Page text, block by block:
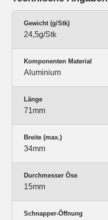
Gewicht (g/Stk)
24,5g/Stk
Komponenten Material
Aluminium
Länge
71mm
Breite (max.)
34mm
Durchmesser Öse
15mm
Schnapper-Öffnung